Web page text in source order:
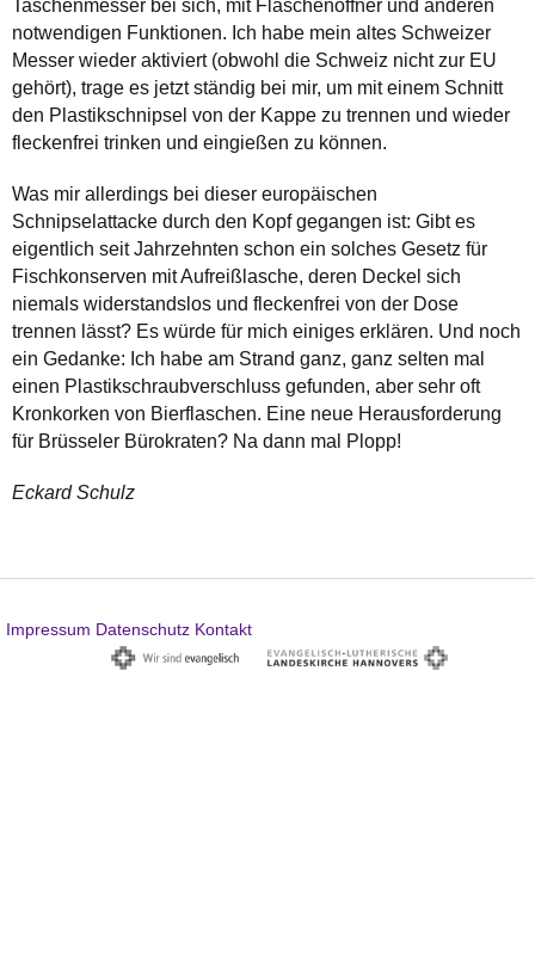
Taschenmesser bei sich, mit Flaschenöffner und anderen
notwendigen Funktionen. Ich habe mein altes Schweizer
Messer wieder aktiviert (obwohl die Schweiz nicht zur EU
gehört), trage es jetzt ständig bei mir, um mit einem Schnitt
den Plastikschnipsel von der Kappe zu trennen und wieder
fleckenfrei trinken und eingießen zu können.
Was mir allerdings bei dieser europäischen
Schnipselattacke durch den Kopf gegangen ist: Gibt es
eigentlich seit Jahrzehnten schon ein solches Gesetz für
Fischkonserven mit Aufreißlasche, deren Deckel sich
niemals widerstandslos und fleckenfrei von der Dose
trennen lässt? Es würde für mich einiges erklären. Und noch
ein Gedanke: Ich habe am Strand ganz, ganz selten mal
einen Plastikschraubverschluss gefunden, aber sehr oft
Kronkorken von Bierflaschen. Eine neue Herausforderung
für Brüsseler Bürokraten? Na dann mal Plopp!
Eckard Schulz
Impressum Datenschutz Kontakt